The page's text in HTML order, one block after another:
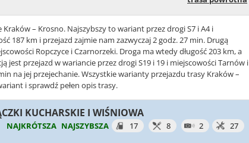
– Krosno. Najszybszy to wariant przez drogi S7 i A4 i
187 km i przejazd zajmie nam zazwyczaj 2 godz. 27 min. Drugą
Ropczyce i Czarnorzeki. Droga ma wtedy długość 203 km, a
jest przejazd w wariancie przez drogi S19 i 19 i miejscowości Tarnów i
na jej przejechanie. Wszystkie warianty przejazdu trasy Kraków –
i sprawdź pełen opis trasy.
KUCHARSKIE I WIŚNIOWA
NAJKRÓTSZA NAJSZYBSZA 17 8 2 27